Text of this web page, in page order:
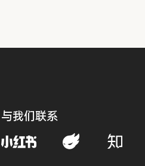
与我们联系